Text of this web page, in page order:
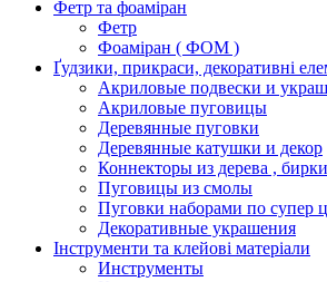
Фетр та фоаміран
Фетр
Фоаміран ( ФОМ )
Ґудзики, прикраси, декоративні
Акриловые подвески и
Акриловые пуговицы
Деревянные пуговки
Деревянные катушки и декор
Коннекторы из дерева ,
Пуговицы из смолы
Пуговки наборами по супер
Декоративные украшения
Інструменти та клейові матеріали
Инструменты